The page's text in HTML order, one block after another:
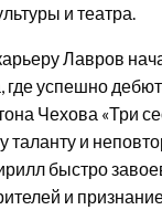
и театра.
Лавров
где успешно
Чехова «Три
таланту и
быстро
и